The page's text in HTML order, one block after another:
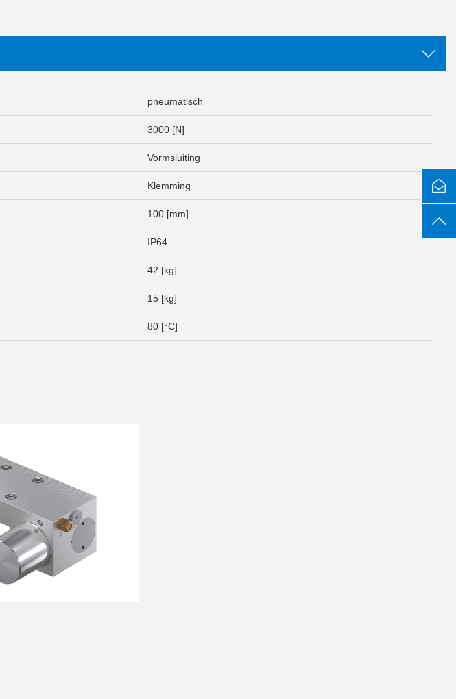
pneumatisch
3000 [N]
Vormsluiting
Klemming
100 [mm]
IP64
42 [kg]
15 [kg]
80 [°C]